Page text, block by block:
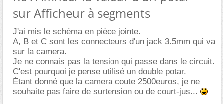
sur Afficheur à segments
J'ai mis le schéma en pièce jointe.
A, B et C sont les connecteurs d'un jack 3.5mm qui va
sur la camera.
Je ne connais pas la tension qui passe dans le circuit.
C'est pourquoi je pense utilisé un double potar.
Étant donné que la camera coute 2500euros, je ne
souhaite pas faire de surtension ou de court-jus...